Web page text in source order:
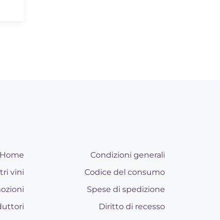
vini
Condizioni generali
Codice del consumo
Spese di spedizione
Diritto di recesso